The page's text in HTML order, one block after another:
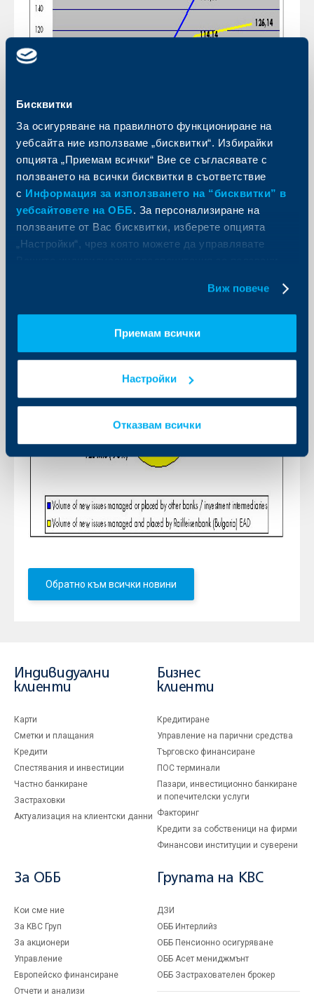
Бисквитки
За осигуряване на правилното функциониране на
уебсайта ние използваме „бисквитки“. Избирайки
опцията „Приемам всички“ Вие се съгласявате с
ползването на всички бисквитки в съответствие
с Информация за използването на “бисквитки” в
уебсайтовете на ОББ. За персонализиране на
ползваните от Вас бисквитки, изберете опцията
„Настройки“, чрез която можете да управлявате
Виж повече
Приемам всички
Настройки
Отказвам всички
Обратно към всички новини
Индивидуални
клиенти
Карти
Сметки и плащания
Кредити
Спестявания и инвестиции
Частно банкиране
Застраховки
Актуализация на клиентски данни
Бизнес
клиенти
Кредитиране
Управление на парични средства
Търговско финансиране
ПОС терминали
Пазари, инвестиционно банкиране
и попечителски услуги
Факторинг
Кредити за собственици на фирми
Финансови институции и суверени
За ОББ
Кои сме ние
За KBC Груп
За акционери
Управление
Европейско финансиране
Отчети и анализи
Групата на KBC
ДЗИ
ОББ Интерлийз
ОББ Пенсионно осигуряване
ОББ Асет мениджмънт
ОББ Застрахователен брокер